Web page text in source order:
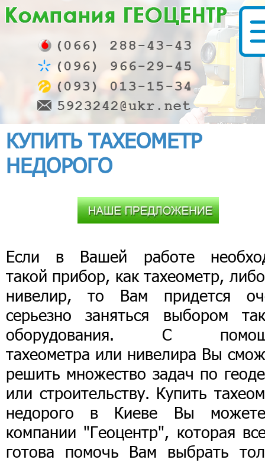
КУПИТЬ ТАХЕОМЕТР
НЕДОРОГО
Если в Вашей работе
такой прибор, как тахеометр,
нивелир, то Вам придется
серьезно заняться выбором
оборудования. С
тахеометра или нивелира Вы
решить множество задач по
или строительству. Купить
недорого в Киеве Вы
компании "Геоцентр", которая
готова помочь Вам выбрать